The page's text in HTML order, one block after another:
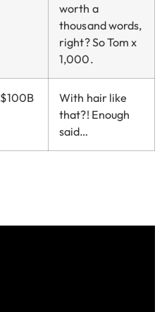
worth a
thousand words,
right? So Tom x
1,000.
$100B
With hair like
that?! Enough
said…